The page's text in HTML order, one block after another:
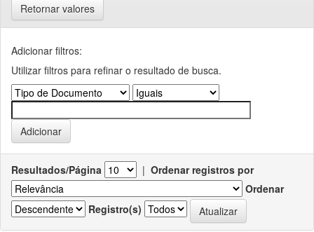
Retornar valores
Adicionar filtros:
Utilizar filtros para refinar o resultado de busca.
Resultados/Página | Ordenar registros por
Ordenar
Registro(s)